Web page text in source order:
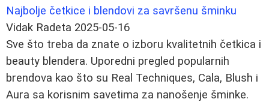
Najbolje četkice i blendovi za savršenu šminku
Vidak Radeta 2025-05-16
Sve što treba da znate o izboru kvalitetnih četkica i
beauty blendera. Uporedni pregled popularnih
brendova kao što su Real Techniques, Cala, Blush i
Aura sa korisnim savetima za nanošenje šminke.